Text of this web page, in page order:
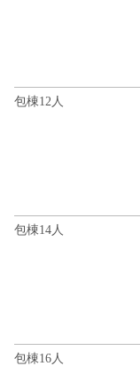
包棟12人
包棟14人
包棟16人